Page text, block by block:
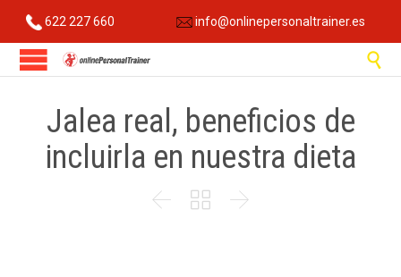
622 227 660 info@onlinepersonaltrainer.es

Jalea real, beneficios de
incluirla en nuestra dieta
  